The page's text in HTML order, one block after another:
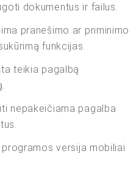
dokumentus ir failus.
pranešimo ar priminimo
funkcijas.
teikia pagalbą
nepakeičiama pagalba
versija mobiliai